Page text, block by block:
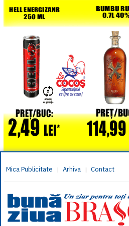
Mica Publicitate | Arhiva | Contact